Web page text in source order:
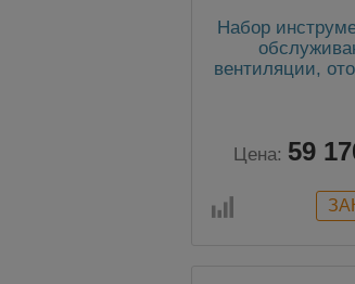
Набор
вентиляции,
Цена: 59